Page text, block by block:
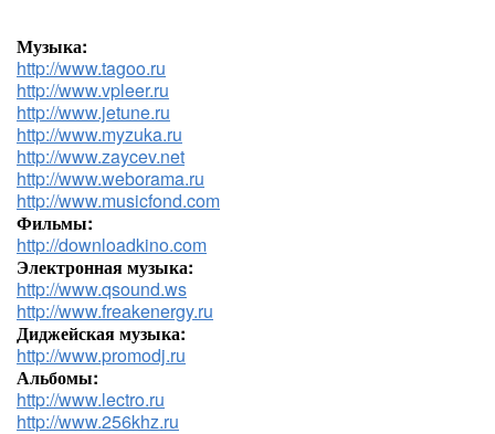
Музыка:
http://www.tagoo.ru
http://www.vpleer.ru
http://www.jetune.ru
http://www.myzuka.ru
http://www.zaycev.net
http://www.weborama.ru
http://www.musicfond.com
Фильмы:
http://downloadkino.com
Электронная музыка:
http://www.qsound.ws
http://www.freakenergy.ru
Диджейская музыка:
http://www.promodj.ru
Альбомы:
http://www.lectro.ru
http://www.256khz.ru